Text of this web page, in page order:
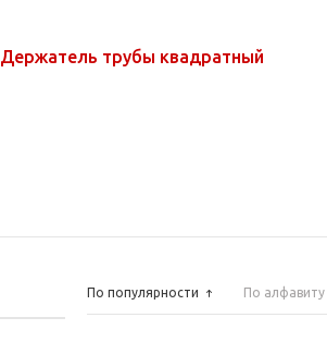
Держатель трубы квадратный
По популярности По алфавиту